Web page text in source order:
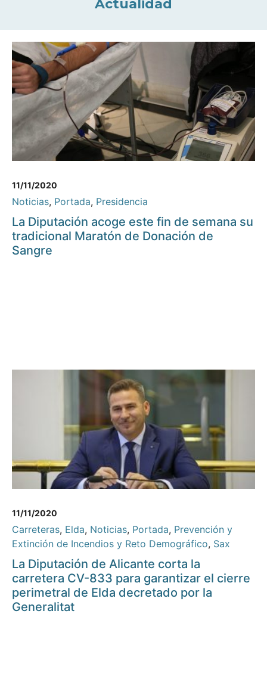
Actualidad
11/11/2020
Noticias, Portada, Presidencia
La Diputación acoge este fin de semana su
tradicional Maratón de Donación de
Sangre
11/11/2020
Carreteras, Elda, Noticias, Portada, Prevención y
Extinción de Incendios y Reto Demográfico, Sax
La Diputación de Alicante corta la
carretera CV-833 para garantizar el cierre
perimetral de Elda decretado por la
Generalitat